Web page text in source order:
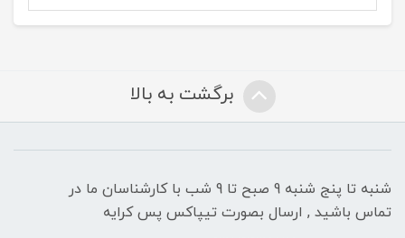
برگشت به بالا
شنبه تا پنج شنبه 9 صبح تا 9 شب با کارشناسان ما در
تماس باشید , ارسال بصورت تیپاکس پس کرایه